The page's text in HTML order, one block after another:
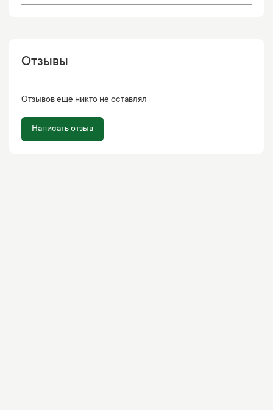
Отзывы
Отзывов еще никто не оставлял
Написать отзыв